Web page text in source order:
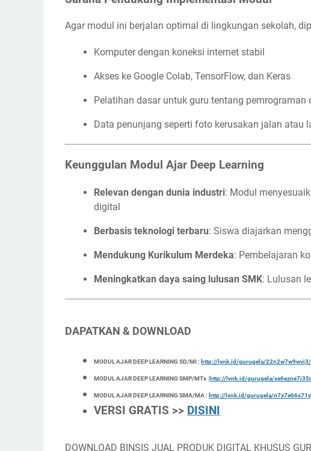
Agar modul ini berjalan optimal di lingkungan sekolah,
Komputer dengan koneksi internet stabil
Akses ke Google Colab, TensorFlow, dan Keras
Pelatihan dasar untuk guru tentang pemrograman
Data penunjang seperti foto kerusakan jalan atau
Keunggulan Modul Ajar Deep Learning
Relevan dengan dunia industri: Modul
digital
Berbasis teknologi terbaru: Siswa diajarkan
Mendukung Kurikulum Merdeka: Pembelajaran
Meningkatkan daya saing lulusan SMK: Lulusan
DAPATKAN & DOWNLOAD
MODUL AJAR DEEP LEARNING SD/MI : http://lynk.id/gurugela/
MODUL AJAR DEEP LEARNING SMP/MTs : http://lynk.id/gurugela/
MODUL AJAR DEEP LEARNING SMA/MA : http://lynk.id/gurugela/
VERSI GRATIS >> DISINI
DOWNLOAD BINSIS JUAL PRODUK DIGITAL KHUSUS